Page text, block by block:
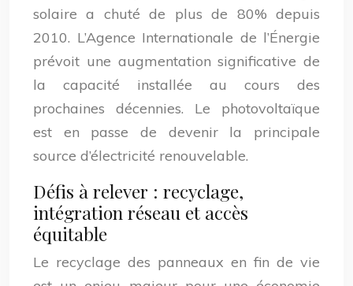
solaire a chuté de plus de 80% depuis
2010. L’Agence Internationale de l’Énergie
prévoit une augmentation significative de
la capacité installée au cours des
prochaines décennies. Le photovoltaïque
est en passe de devenir la principale
source d’électricité renouvelable.
Défis à relever : recyclage,
intégration réseau et accès
équitable
Le recyclage des panneaux en fin de vie